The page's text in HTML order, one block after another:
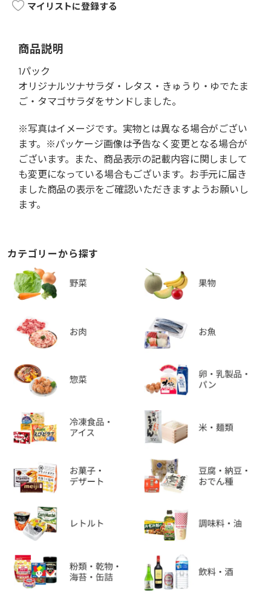
マイリストに登録する
商品説明
1パック
オリジナルツナサラダ・レタス・きゅうり・ゆでたま
ご・タマゴサラダをサンドしました。
※写真はイメージです。実物とは異なる場合がござい
ます。※パッケージ画像は予告なく変更となる場合が
ございます。また、商品表示の記載内容に関しまして
も変更になっている場合もございます。お手元に届き
ました商品の表示をご確認いただきますようお願いし
ます。
カテゴリーから探す